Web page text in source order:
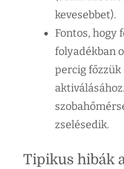
kevesebbet).
Fontos, hogy
folyadékban
percig főzzük
zselésedik.
Tipikus hibák